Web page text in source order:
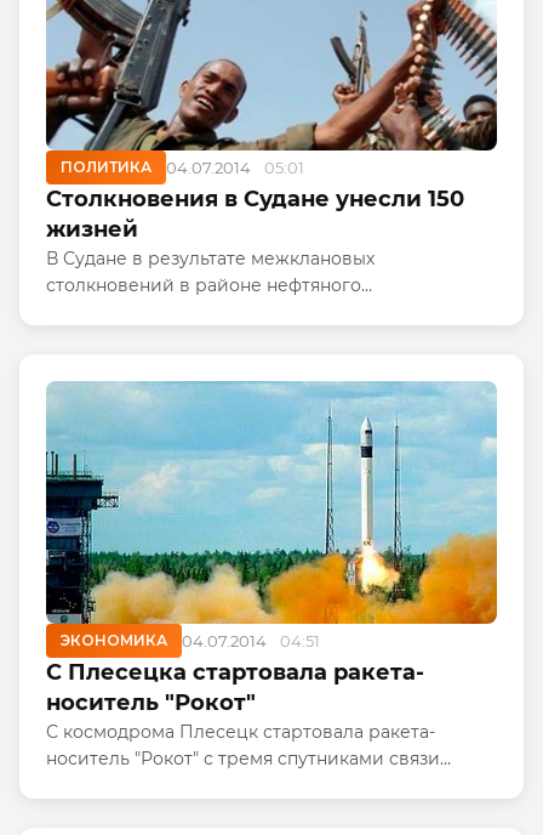
ПОЛИТИКА 04.07.2014 05:01
Столкновения в Судане унесли 150
жизней
В Судане в результате межклановых
столкновений в районе нефтяного
получили...
ЭКОНОМИКА 04.07.2014 04:51
С Плесецка стартовала ракета-
носитель "Рокот"
С космодрома Плесецк стартовала ракета-
носитель "Рокот" с тремя спутниками связи